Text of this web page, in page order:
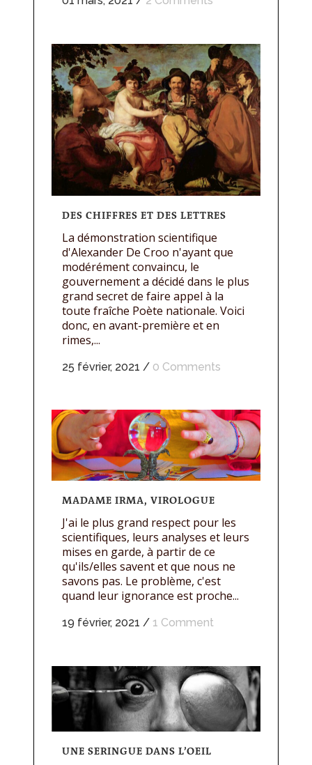
DES CHIFFRES ET DES LETTRES
La démonstration scientifique
d'Alexander De Croo n'ayant que
modérément convaincu, le
gouvernement a décidé dans le plus
grand secret de faire appel à la
toute fraîche Poète nationale. Voici
donc, en avant-première et en
rimes,...
25 février, 2021 / 0 Comments
MADAME IRMA, VIROLOGUE
J'ai le plus grand respect pour les
scientifiques, leurs analyses et leurs
mises en garde, à partir de ce
qu'ils/elles savent et que nous ne
savons pas. Le problème, c'est
quand leur ignorance est proche...
19 février, 2021 / 1 Comment
UNE SERINGUE DANS L’OEIL